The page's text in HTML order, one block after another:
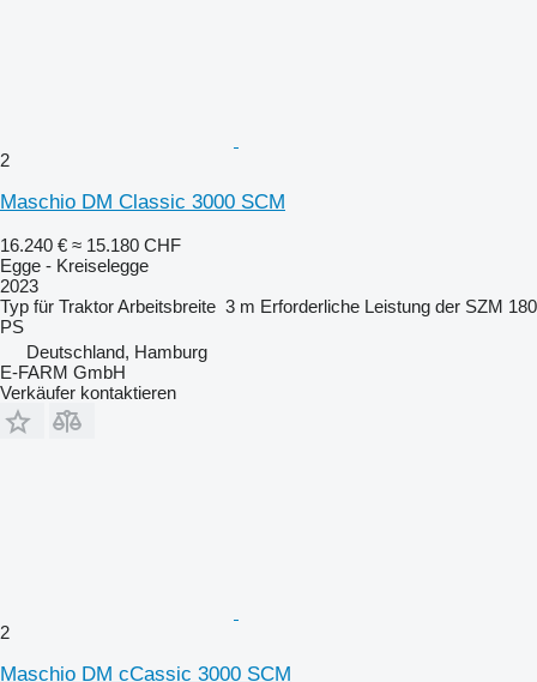
2
Maschio DM Classic 3000 SCM
16.240 € ≈ 15.180 CHF
Egge - Kreiselegge
2023
Typ für TraktorArbeitsbreite 3 m Erforderliche Leistung der SZM 180
PS
Deutschland, Hamburg
E-FARM GmbH
Verkäufer kontaktieren
2
Maschio DM cCassic 3000 SCM